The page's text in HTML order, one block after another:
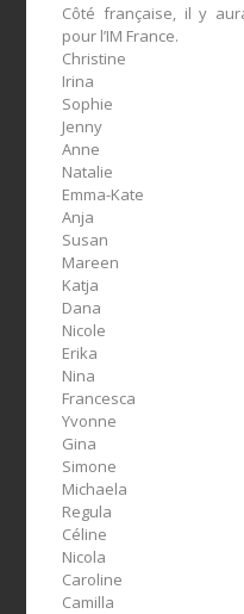
Côté française, il y
pour l’IM France.
Christine
Irina
Sophie
Jenny
Anne
Natalie
Emma-Kate
Anja
Susan
Mareen
Katja
Dana
Nicole
Erika
Nina
Francesca
Yvonne
Gina
Simone
Michaela
Regula
Céline
Nicola
Caroline
Camilla